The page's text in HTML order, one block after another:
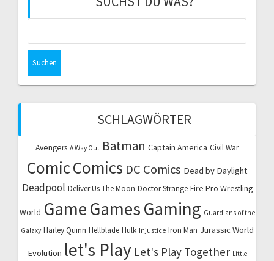
SCHLAGWÖRTER
Avengers A Way Out Batman Captain America Civil War
ComicComics DC Comics Dead by Daylight
Deadpool Deliver Us The Moon Doctor Strange Fire Pro Wrestling
World GameGamesGaming Guardians of the
Galaxy Harley Quinn Hellblade Hulk Injustice Iron Man Jurassic World
Evolution let's Play Let's Play Together Little